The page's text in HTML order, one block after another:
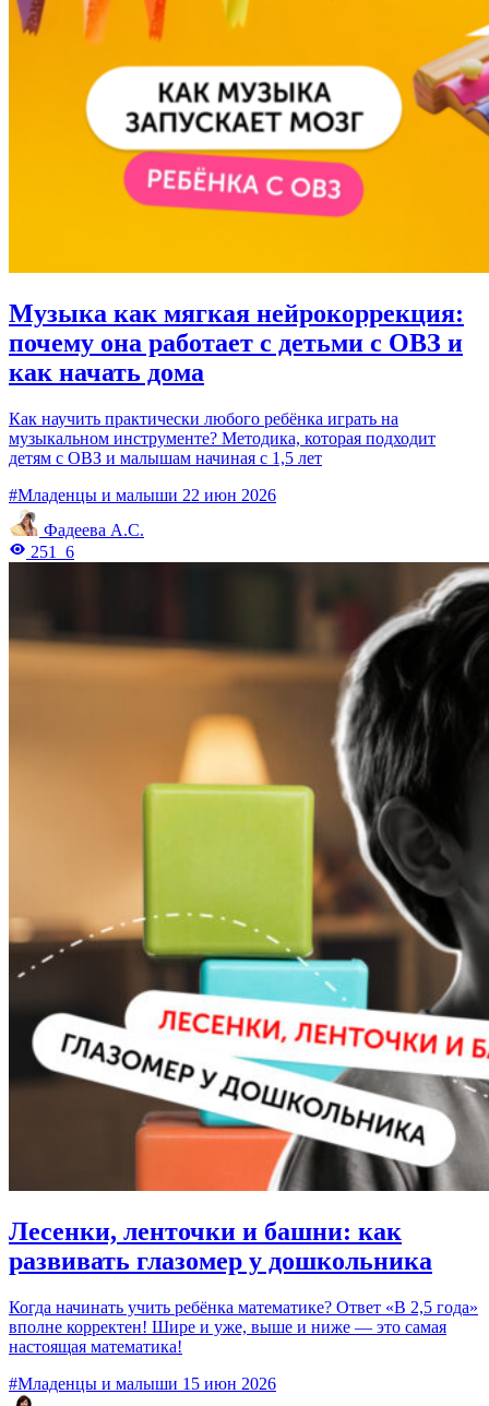
Музыка как мягкая нейрокоррекция:
почему она работает с детьми с ОВЗ и
как начать дома
Как научить практически любого ребёнка играть на
музыкальном инструменте? Методика, которая подходит
детям с ОВЗ и малышам начиная с 1,5 лет
#Младенцы и малыши 22 июн 2026
Фадеева А.С.
251
6
Лесенки, ленточки и башни: как
развивать глазомер у дошкольника
Когда начинать учить ребёнка математике? Ответ «В 2,5 года»
вполне корректен! Шире и уже, выше и ниже — это самая
настоящая математика!
#Младенцы и малыши 15 июн 2026